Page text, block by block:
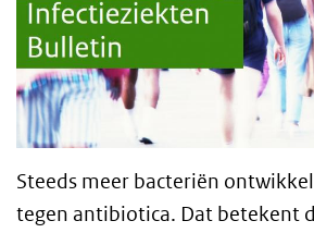
Steeds meer bacteriën
tegen antibiotica. Dat betekent